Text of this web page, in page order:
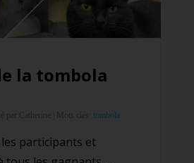
la tombola
par Catherine | tombola
participants et